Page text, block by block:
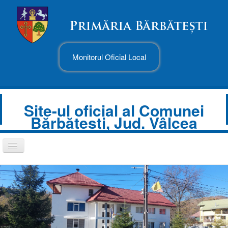
Monitorul Oficial Local
Site-ul oficial al Comunei
Bărbătesti, Jud. Vâlcea
Comută
navigarea
Despre Noi
Informații de interes public
Transparență decizională
Prezentare comună